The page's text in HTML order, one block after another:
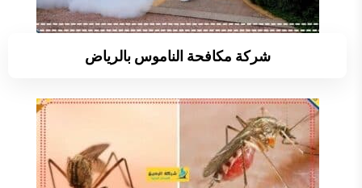
شركة مكافحة الناموس بالرياض